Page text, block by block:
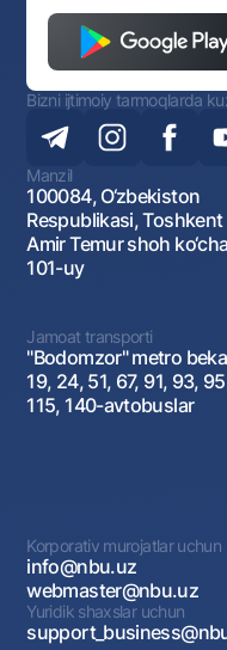
Bizni ijtimoiy tarmoqlarda
Manzil
100084, O‘zbekiston
Respublikasi, Toshkent
Amir Temur shoh
101-uy
Jamoat transporti
"Bodomzor" metro
19, 24, 51, 67, 91, 93,
115, 140-avtobuslar
Korporativ murojatlar uchun
info@nbu.uz
webmaster@nbu.uz
Yuridik shaxslar uchun